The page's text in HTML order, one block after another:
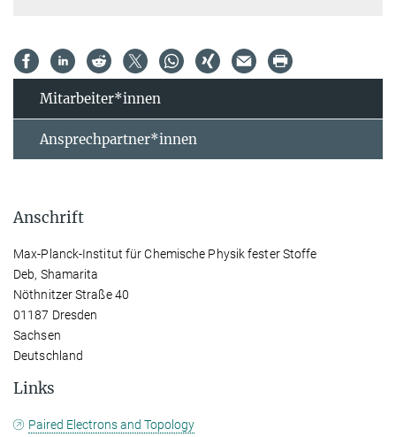
Mitarbeiter*innen
Ansprechpartner*innen
Anschrift
Max-Planck-Institut für Chemische Physik fester Stoffe
Deb, Shamarita
Nöthnitzer Straße 40
01187 Dresden
Sachsen
Deutschland
Links
Paired Electrons and Topology